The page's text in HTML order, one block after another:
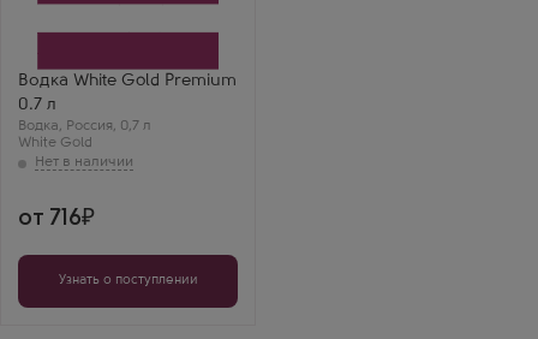
Водка White Gold Premium
0.7 л
Водка, Россия, 0,7 л
White Gold
Производитель
White Gold
от 716
Узнать о поступлении